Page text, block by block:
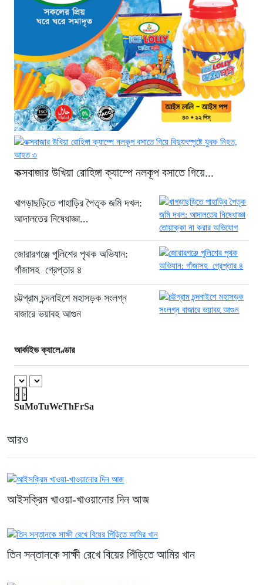
আপিল করলেন আবুল কালাম আযাদ
৫ ঘণ্টা আগে
প্রধানমন্ত্রী তারেক রহমানের সঙ্গে ভারতীয়
হাইকমিশনারের সৌজন্য সাক্ষাৎ
৫ ঘণ্টা আগে
শিক্ষায় নারীদের জয়গান: পাসের হারে অনন্য
মেয়েরা
৫ ঘণ্টা আগে
সৌদি আরবে কারখানায় আগুন: ১৬ বাংলাদেশী
৬ ঘণ্টা আগে
মগবাজারে বেপরোয়া লরির থাবায় ঝরল দুই
মোটরসাইকেল আরোহীর প্রাণ
এসএসসি পরীক্ষার পাসের হার কমেছে ৬.২০
শতাংশ
কক্সবাজার উখিয়া রোহিঙ্গা ক্যাম্পে নলকূপ বসাতে গিয়ে...
খাগড়াছড়িতে পাহাড়ির পৈতৃক জমি দখল:
আদালতের নিষেধাজ্ঞা...
জোরারগঞ্জে পুলিশের পৃথক অভিযান:
গাঁজাসহ গ্রেপ্তার ৪
চট্টগ্রাম চন্দনাইশে মহাসড়ক সংলগ্ন
বাজারে ভয়াবহ আগুন
আর্কাইভ ক্যালেণ্ডার
‹ ›
SuMoTuWeThFrSa
আরও
আইসক্রিম খাওয়া-খাওয়ানোর দিন আজ
তিন সন্তানকে সাক্ষী রেখে বিয়ের পিঁড়িতে আমির খান